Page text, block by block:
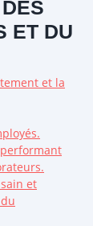
ET DU
et la
et